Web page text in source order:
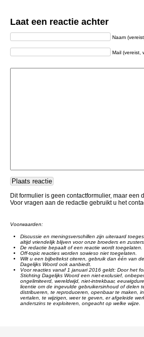
Laat een reactie achter
Naam
Mail (vereist,
Dit formulier is geen contactformulier, maar een
Voor vragen aan de redactie gebruikt u het
Voorwaarden:
Discussie en meningsverschillen zijn uiteraard
altijd vriendelijk blijven voor onze broeders en zusters.
De redactie bepaalt of een reactie wordt toegelaten.
Off-topic reacties worden sowieso niet toegelaten.
Wilt u een bijbeltekst citeren, gebruik dan één van
Dagelijks Woord ook aanbiedt.
Voor reacties vanaf 1 januari 2016 geldt: Door het
Stichting Dagelijks Woord een niet-exclusief,
ongelimiteerd, wereldwijd, niet-intrekbaar,
licentie om de ingevulde gebruikersinhoud of delen
distribueren, te reproduceren, openbaar te maken,
vertalen, te wijzigen, weer te geven, er afgeleide
anderszins te exploiteren, ongeacht op welke wijze.